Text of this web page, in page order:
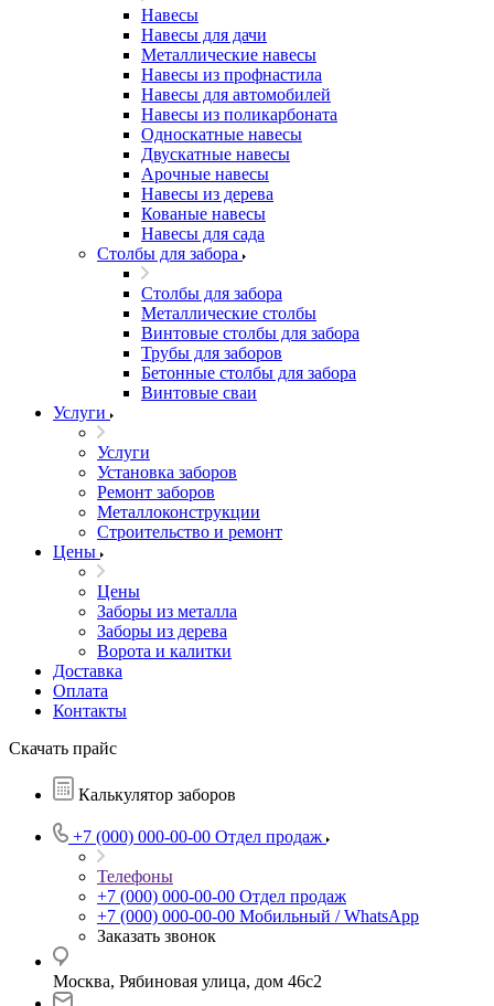
Навесы
Навесы для дачи
Металлические навесы
Навесы из профнастила
Навесы для автомобилей
Навесы из поликарбоната
Односкатные навесы
Двускатные навесы
Арочные навесы
Навесы из дерева
Кованые навесы
Навесы для сада
Столбы для забора
Столбы для забора
Металлические столбы
Винтовые столбы для забора
Трубы для заборов
Бетонные столбы для забора
Винтовые сваи
Услуги
Услуги
Установка заборов
Ремонт заборов
Металлоконструкции
Строительство и ремонт
Цены
Цены
Заборы из металла
Заборы из дерева
Ворота и калитки
Доставка
Оплата
Контакты
Скачать прайс
Калькулятор заборов
+7 (000) 000-00-00 Отдел продаж
Телефоны
+7 (000) 000-00-00 Отдел продаж
+7 (000) 000-00-00 Мобильный / WhatsApp
Заказать звонок
Москва, Рябиновая улица, дом 46с2